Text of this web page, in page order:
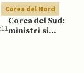
dopo raid
israeliani nel Sud
Corea del Nord
Corea del Sud:
ministri si